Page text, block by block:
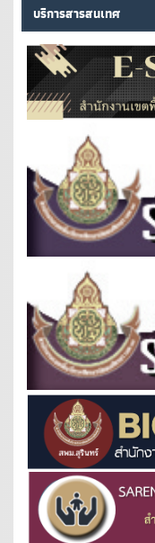
บริการสารสนเทศ